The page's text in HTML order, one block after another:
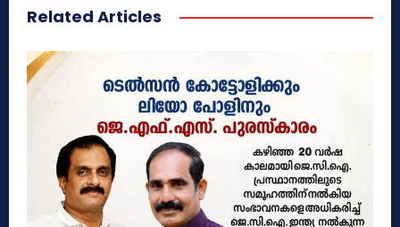
Related Articles